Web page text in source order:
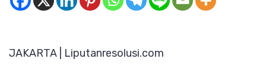
JAKARTA | Liputanresolusi.com